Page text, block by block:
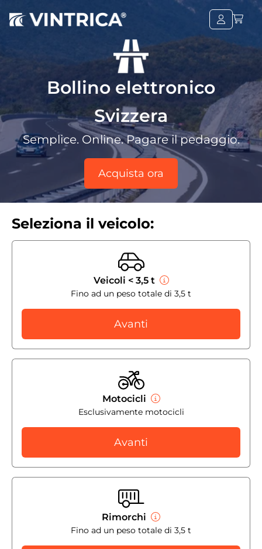
Bollino elettronico
Svizzera
Semplice. Online. Pagare il pedaggio.
Acquista ora
Seleziona il veicolo:
Veicoli < 3,5 t
Fino ad un peso totale di 3,5 t
Avanti
Motocicli
Esclusivamente motocicli
Avanti
Rimorchi
Fino ad un peso totale di 3,5 t